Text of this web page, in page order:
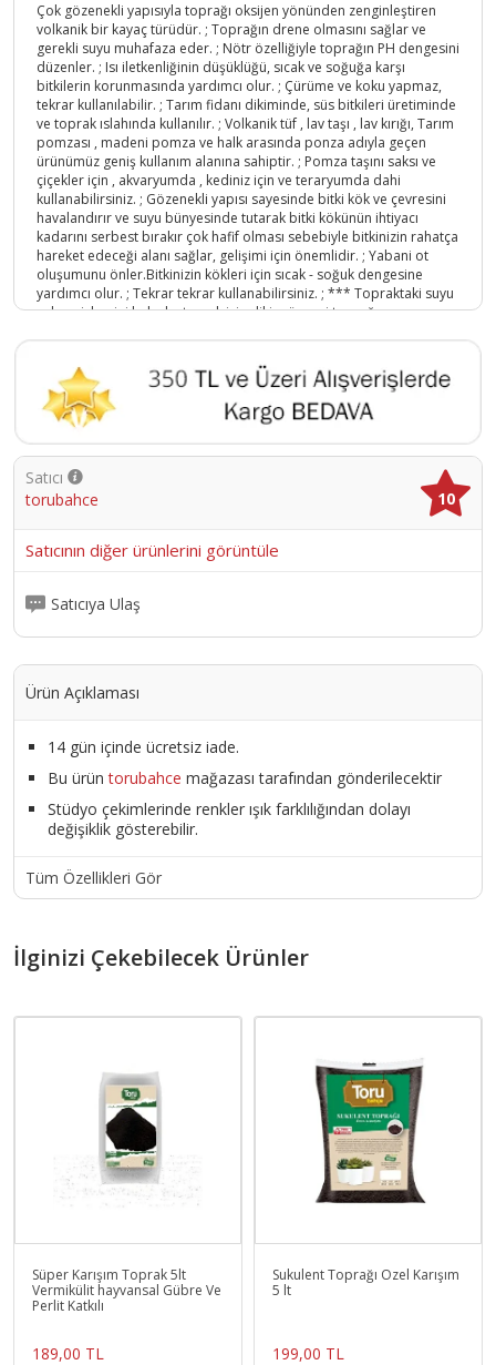
Çok gözenekli yapısıyla toprağı oksijen yönünden zenginleştiren
volkanik bir kayaç türüdür. ; Toprağın drene olmasını sağlar ve
gerekli suyu muhafaza eder. ; Nötr özelliğiyle toprağın PH dengesini
düzenler. ; Isı iletkenliğinin düşüklüğü, sıcak ve soğuğa karşı
bitkilerin korunmasında yardımcı olur. ; Çürüme ve koku yapmaz,
tekrar kullanılabilir. ; Tarım fidanı dikiminde, süs bitkileri üretiminde
ve toprak ıslahında kullanılır. ; Volkanik tüf , lav taşı , lav kırığı, Tarım
pomzası , madeni pomza ve halk arasında ponza adıyla geçen
ürünümüz geniş kullanım alanına sahiptir. ; Pomza taşını saksı ve
çiçekler için , akvaryumda , kediniz için ve teraryumda dahi
kullanabilirsiniz. ; Gözenekli yapısı sayesinde bitki kök ve çevresini
havalandırır ve suyu bünyesinde tutarak bitki kökünün ihtiyacı
kadarını serbest bırakır çok hafif olması sebebiyle bitkinizin rahatça
hareket edeceği alanı sağlar, gelişimi için önemlidir. ; Yabani ot
oluşumunu önler.Bitkinizin kökleri için sıcak - soğuk dengesine
yardımcı olur. ; Tekrar tekrar kullanabilirsiniz. ; *** Topraktaki suyu
çekme işlemini kolaylaştırmak için dikim öncesi toprağa
Akvaryumda Kediniz için Süs bitkilerinde Fidan dikerken Toprak
Düzenleyici olarak kullanabilirsiniz.;
Ürün Kodu :14915-869ü01002138
Satıcı
torubahce
10
Satıcının diğer ürünlerini görüntüle
Satıcıya Ulaş
Ürün Açıklaması
14 gün içinde ücretsiz iade.
Bu ürüntorubahce mağazası tarafından gönderilecektir
Stüdyo çekimlerinde renkler ışık farklılığından dolayı
değişiklik gösterebilir.
Tüm Özellikleri Gör
İlginizi Çekebilecek Ürünler
Süper Karışım Toprak 5lt
Vermikülit hayvansal Gübre Ve
Perlit Katkılı
189,00 TL
Sukulent Toprağı Özel Karışım
5 lt
199,00 TL